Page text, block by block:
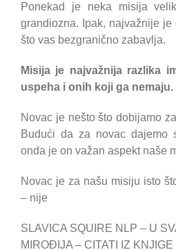
Ponekad je neka misija
grandiozna. Ipak, najvažnije
što vas bezgranično zabavlja.
Misija je najvažnija razlika
uspeha i onih koji ga nemaju.
Novac je nešto što dobijamo
Budući da za novac dajemo
onda je on važan aspekt naše
Novac je za našu misiju isto
– nije
SLAVICA SQUIRE NLP – U
MIROĐIJA – CITATI IZ KNJIGE